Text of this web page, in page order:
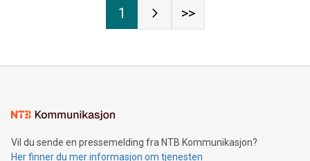
1 >>
Vil du sende en pressemelding fra NTB Kommunikasjon?
Her finner du mer informasjon om tjenesten